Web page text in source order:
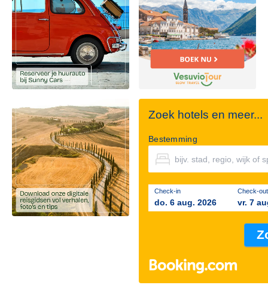
Zoek hotels en meer...
Bestemming
Check-in
do. 6 aug. 2026
Check-out
vr. 7